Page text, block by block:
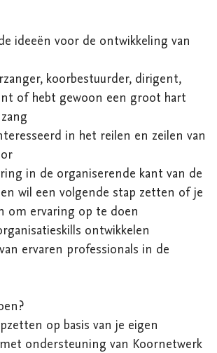
ideeën voor de ontwikkeling van
koorbestuurder, dirigent,
of hebt gewoon een groot hart
in het reilen en zeilen van
in de organiserende kant van de
wil een volgende stap zetten of je
om ervaring op te doen
ontwikkelen
ervaren professionals in de
op basis van je eigen
ondersteuning van Koornetwerk